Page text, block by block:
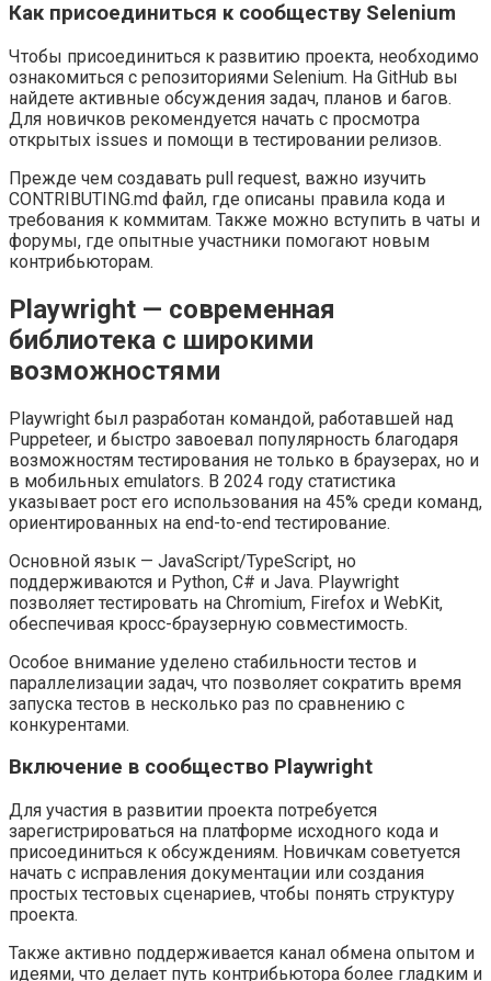
Как присоединиться к сообществу Selenium
Чтобы присоединиться к развитию проекта, необходимо
ознакомиться с репозиториями Selenium. На GitHub вы
найдете активные обсуждения задач, планов и багов.
Для новичков рекомендуется начать с просмотра
открытых issues и помощи в тестировании релизов.
Прежде чем создавать pull request, важно изучить
CONTRIBUTING.md файл, где описаны правила кода и
требования к коммитам. Также можно вступить в чаты и
форумы, где опытные участники помогают новым
контрибьюторам.
Playwright — современная
библиотека с широкими
возможностями
Playwright был разработан командой, работавшей над
Puppeteer, и быстро завоевал популярность благодаря
возможностям тестирования не только в браузерах, но и
в мобильных emulators. В 2024 году статистика
указывает рост его использования на 45% среди команд,
ориентированных на end-to-end тестирование.
Основной язык — JavaScript/TypeScript, но
поддерживаются и Python, C# и Java. Playwright
позволяет тестировать на Chromium, Firefox и WebKit,
обеспечивая кросс-браузерную совместимость.
Особое внимание уделено стабильности тестов и
параллелизации задач, что позволяет сократить время
запуска тестов в несколько раз по сравнению с
конкурентами.
Включение в сообщество Playwright
Для участия в развитии проекта потребуется
зарегистрироваться на платформе исходного кода и
присоединиться к обсуждениям. Новичкам советуется
начать с исправления документации или создания
простых тестовых сценариев, чтобы понять структуру
проекта.
Также активно поддерживается канал обмена опытом и
идеями, что делает путь контрибьютора более гладким и